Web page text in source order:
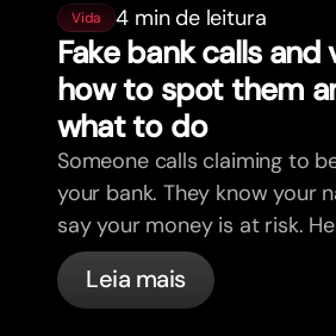
Vida 4 min de leitura
Fake bank calls and
how to spot them
what to do
Someone calls claiming to
your bank. They know your
say your money is at risk.
actually happening, and what
Leia mais